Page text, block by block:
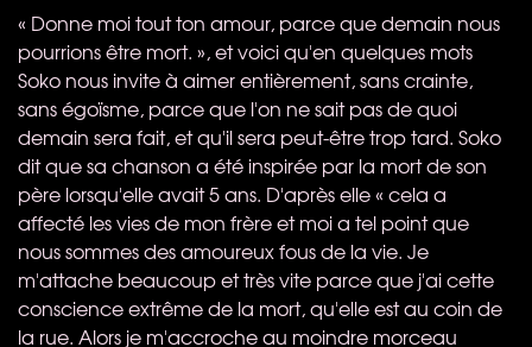
« Donne moi tout ton amour, parce que demain nous
pourrions être mort. », et voici qu'en quelques mots
Soko nous invite à aimer entièrement, sans crainte,
sans égoïsme, parce que l'on ne sait pas de quoi
demain sera fait, et qu'il sera peut-être trop tard. Soko
dit que sa chanson a été inspirée par la mort de son
père lorsqu'elle avait 5 ans. D'après elle « cela a
affecté les vies de mon frère et moi a tel point que
nous sommes des amoureux fous de la vie. Je
m'attache beaucoup et très vite parce que j'ai cette
conscience extrême de la mort, qu'elle est au coin de
la rue. Alors je m'accroche au moindre morceau